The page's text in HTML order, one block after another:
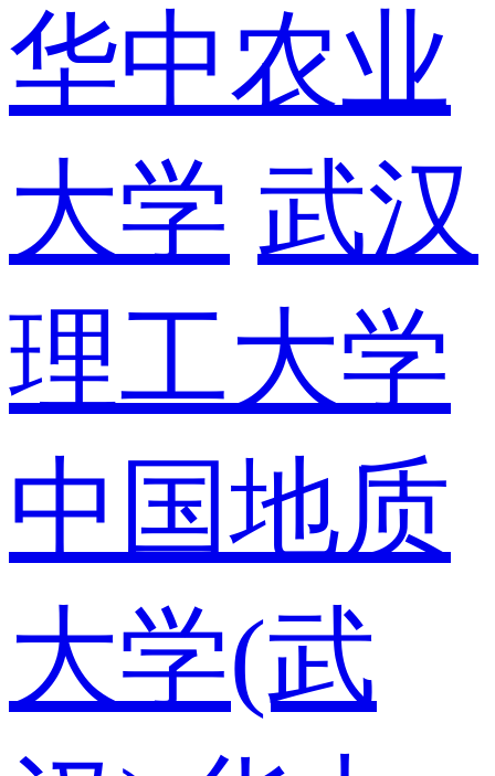
华中农业
大学 武汉
理工大学
中国地质
大学(武